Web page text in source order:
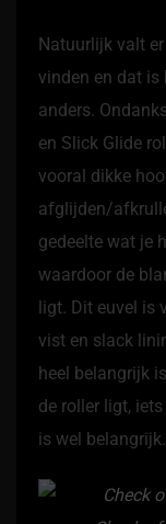
Natuurlijk valt
vinden en dat is
anders.
en Slick Glide
vooral dikke
afglijden/
gedeelte wat je
waardoor de
ligt. Dit euvel is
vist en slack
heel belangrijk
de roller ligt,
is wel belangrijk.